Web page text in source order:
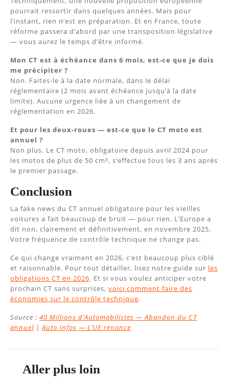
pourrait ressortir dans quelques années. Mais pour
l’instant, rien n’est en préparation. Et en France, toute
réforme passera d’abord par une transposition législative
— vous aurez le temps d’être informé.
Mon CT est à échéance dans 6 mois, est-ce que je dois
me précipiter ?
Non. Faites-le à la date normale, dans le délai
réglementaire (2 mois avant échéance jusqu’à la date
limite). Aucune urgence liée à un changement de
réglementation en 2026.
Et pour les deux-roues — est-ce que le CT moto est
annuel ?
Non plus. Le CT moto, obligatoire depuis avril 2024 pour
les motos de plus de 50 cm³, s’effectue tous les 3 ans après
le premier passage.
Conclusion
La fake news du CT annuel obligatoire pour les vieilles
voitures a fait beaucoup de bruit — pour rien. L’Europe a
dit non, clairement et définitivement, en novembre 2025.
Votre fréquence de contrôle technique ne change pas.
Ce qui change vraiment en 2026, c’est beaucoup plus ciblé
et raisonnable. Pour tout détailler, lisez notre guide sur les
obligations CT en 2026. Et si vous voulez anticiper votre
prochain CT sans surprises, voici comment faire des
économies sur le contrôle technique.
Source : 40 Millions d’Automobilistes — Abandon du CT
annuel |Auto Infos — L’UE renonce
Aller plus loin